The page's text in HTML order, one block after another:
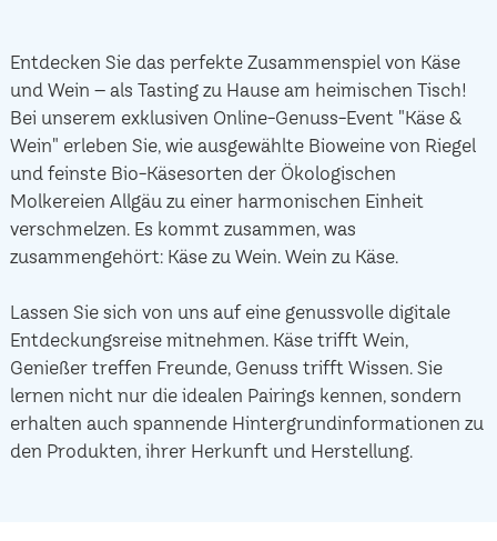
Entdecken Sie das perfekte Zusammenspiel von Käse
und Wein – als Tasting zu Hause am heimischen Tisch!
Bei unserem exklusiven Online-Genuss-Event "Käse &
Wein" erleben Sie, wie ausgewählte Bioweine von Riegel
und feinste Bio-Käsesorten der Ökologischen
Molkereien Allgäu zu einer harmonischen Einheit
verschmelzen. Es kommt zusammen, was
zusammengehört: Käse zu Wein. Wein zu Käse.
Lassen Sie sich von uns auf eine genussvolle digitale
Entdeckungsreise mitnehmen. Käse trifft Wein,
Genießer treffen Freunde, Genuss trifft Wissen. Sie
lernen nicht nur die idealen Pairings kennen, sondern
erhalten auch spannende Hintergrundinformationen zu
den Produkten, ihrer Herkunft und Herstellung.